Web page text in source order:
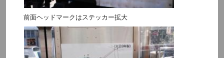
前面ヘッドマークはステッカー拡大